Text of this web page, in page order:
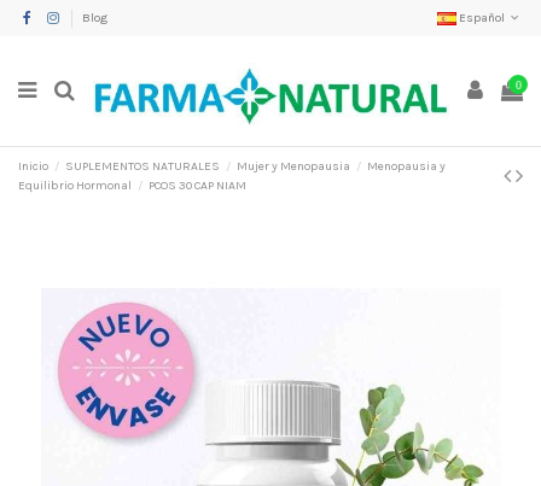
Blog Español
0
Inicio SUPLEMENTOS NATURALES Mujer y Menopausia
Menopausia y
Equilibrio Hormonal
PCOS 30 CAP NIAM